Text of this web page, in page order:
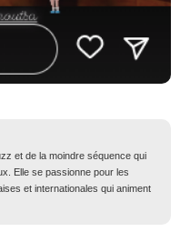
et de la moindre séquence qui
Elle se passionne pour les
et internationales qui animent